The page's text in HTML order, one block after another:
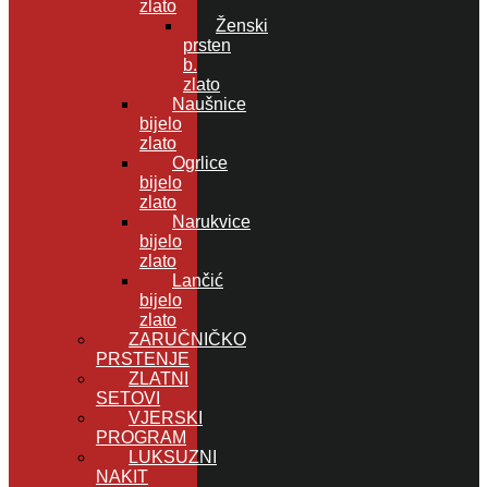
zlato
Ženski
prsten
b.
zlato
Naušnice
bijelo
zlato
Ogrlice
bijelo
zlato
Narukvice
bijelo
zlato
Lančić
bijelo
zlato
ZARUČNIČKO
PRSTENJE
ZLATNI
SETOVI
VJERSKI
PROGRAM
LUKSUZNI
NAKIT